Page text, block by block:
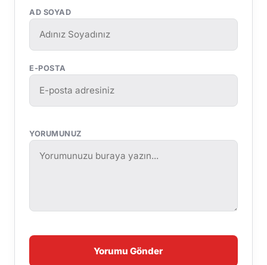
AD SOYAD
E-POSTA
YORUMUNUZ
Yorumu Gönder